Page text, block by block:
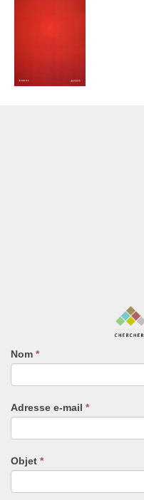
Nom *
Adresse e-mail *
Objet *
Si
vous
êtes
humain,
remplissez
ce